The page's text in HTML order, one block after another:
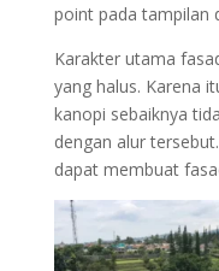
point pada tampilan
Karakter utama
yang halus. Karena
kanopi sebaiknya
dengan alur
dapat membuat